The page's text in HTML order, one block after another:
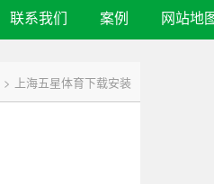
全国服务热线：
13532728713
联系我们 案例 网站地
> 上海五星体育下载安装